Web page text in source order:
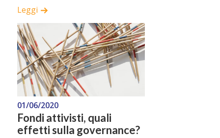
Leggi
01/06/2020
Fondi attivisti, quali
effetti sulla governance?